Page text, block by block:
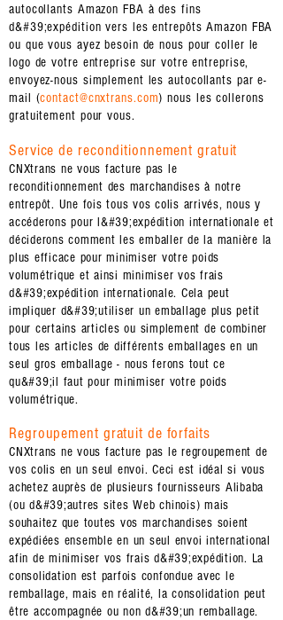
autocollants Amazon FBA à des fins
d&#39;expédition vers les entrepôts Amazon FBA
ou que vous ayez besoin de nous pour coller le
logo de votre entreprise sur votre entreprise,
envoyez-nous simplement les autocollants par e-
mail (contact@cnxtrans.com) nous les collerons
gratuitement pour vous.
Service de reconditionnement gratuit
CNXtrans ne vous facture pas le
reconditionnement des marchandises à notre
entrepôt. Une fois tous vos colis arrivés, nous y
accéderons pour l&#39;expédition internationale et
déciderons comment les emballer de la manière la
plus efficace pour minimiser votre poids
volumétrique et ainsi minimiser vos frais
d&#39;expédition internationale. Cela peut
impliquer d&#39;utiliser un emballage plus petit
pour certains articles ou simplement de combiner
tous les articles de différents emballages en un
seul gros emballage - nous ferons tout ce
qu&#39;il faut pour minimiser votre poids
volumétrique.
Regroupement gratuit de forfaits
CNXtrans ne vous facture pas le regroupement de
vos colis en un seul envoi. Ceci est idéal si vous
achetez auprès de plusieurs fournisseurs Alibaba
(ou d&#39;autres sites Web chinois) mais
souhaitez que toutes vos marchandises soient
expédiées ensemble en un seul envoi international
afin de minimiser vos frais d&#39;expédition. La
consolidation est parfois confondue avec le
remballage, mais en réalité, la consolidation peut
être accompagnée ou non d&#39;un remballage.